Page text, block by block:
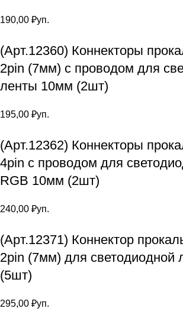
190,00 ₽уп.
(Арт.12360) Коннекторы
2pin (7мм) с проводом для
ленты 10мм (2шт)
195,00 ₽уп.
(Арт.12362) Коннекторы
4pin с проводом для
RGB 10мм (2шт)
240,00 ₽уп.
(Арт.12371) Коннектор
2pin (7мм) для светодиодной
(5шт)
295,00 ₽уп.